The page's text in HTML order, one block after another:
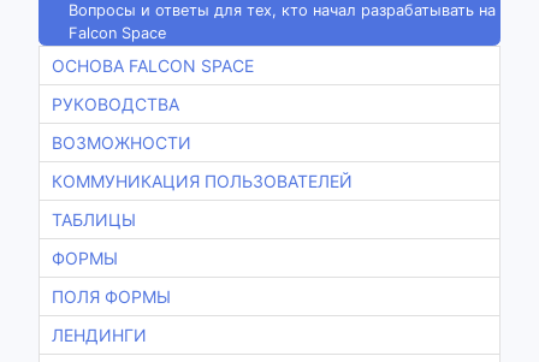
Вопросы и ответы для тех, кто начал разрабатывать на
Falcon Space
ОСНОВА FALCON SPACE
РУКОВОДСТВА
ВОЗМОЖНОСТИ
КОММУНИКАЦИЯ ПОЛЬЗОВАТЕЛЕЙ
ТАБЛИЦЫ
ФОРМЫ
ПОЛЯ ФОРМЫ
ЛЕНДИНГИ